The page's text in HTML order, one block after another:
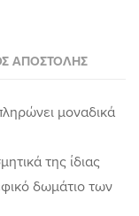
ΑΠΟΣΤΟΛΉΣ
μοναδικά
της ίδιας
δωμάτιο των